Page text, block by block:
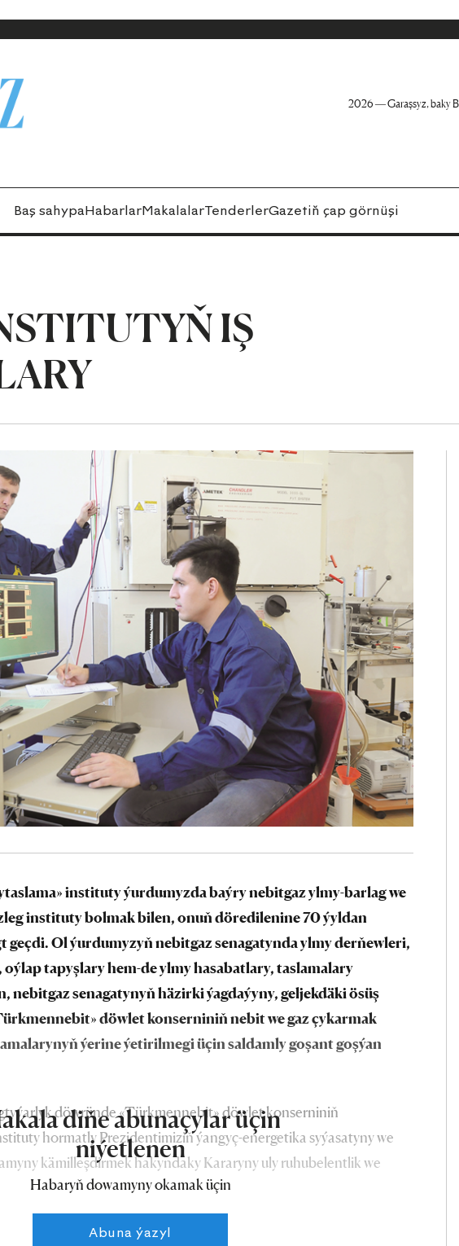
2026 — Garaşsyz, baky
Baş sahypaHabarlarMakalalarTenderlerGazetiň çap görnüşi
IŞ
instituty ýurdumyzda baýry nebitgaz ylmy-barlag we
instituty bolmak bilen, onuň döredilenine 70 ýyldan
geçdi. Ol ýurdumyzyň nebitgaz senagatynda ylmy derňewleri,
tapyşlary hem-de ylmy hasabatlary, taslamalary
nebitgaz senagatynyň häzirki ýagdaýyny, geljekdäki ösüş
döwlet konserniniň nebit we gaz çykarmak
ýerine ýetirilmegi üçin saldamly goşant goşýan
döwründe «Türkmennebit» döwlet konserniniň
hormatly Prezidentimiziň ýangyç-energetika syýasatyny we
kämilleşdirmek hakyndaky Kararyny uly ruhubelentlik we
üstünlikli durmuşa geçirmek maksady bilen institutyň öňünde
ýerine ýetirmek we göwnejaý ýola goýmak üçin degişli işleri
diňe abunaçylar üçin
niýetlenen
Habaryň dowamyny okamak üçin
Abuna ýazyl